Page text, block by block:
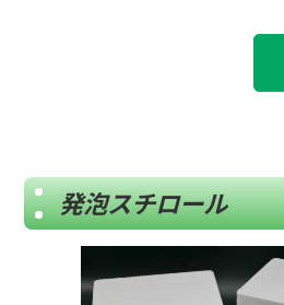
発泡スチロール